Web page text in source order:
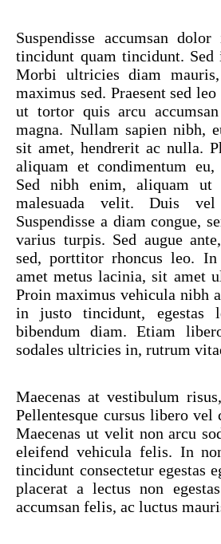
Suspendisse accumsan
tincidunt quam tincidunt. Sed
Morbi ultricies diam
maximus sed. Praesent sed
ut tortor quis arcu
magna. Nullam sapien nibh,
sit amet, hendrerit ac nulla.
aliquam et condimentum
Sed nibh enim, aliquam ut
malesuada velit. Duis
Suspendisse a diam congue,
varius turpis. Sed augue
sed, porttitor rhoncus leo.
amet metus lacinia, sit amet
Proin maximus vehicula nibh
in justo tincidunt, egestas
bibendum diam. Etiam
sodales ultricies in, rutrum
Maecenas at vestibulum
Pellentesque cursus libero vel
Maecenas ut velit non arcu
eleifend vehicula felis. In
tincidunt consectetur egestas
placerat a lectus non
accumsan felis, ac luctus